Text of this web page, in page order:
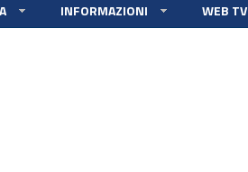
INFORMAZIONI WEB TV